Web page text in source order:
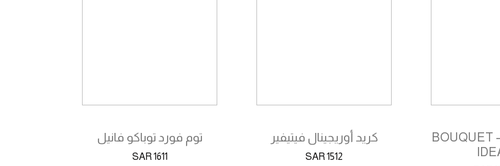
بوكيت آيديل – BOUQUET
كريد أوريجينال فيتيفير
SAR 1512
توم فورد توباكو فانيل
SAR 1611